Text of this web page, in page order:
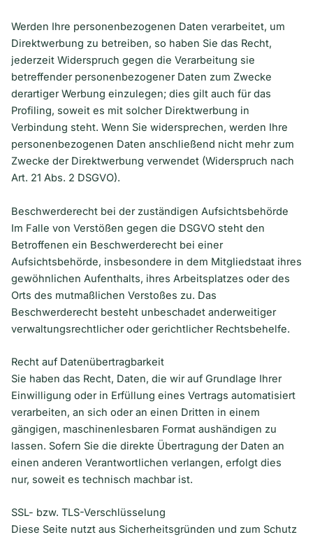
Werden Ihre personenbezogenen Daten verarbeitet, um
Direktwerbung zu betreiben, so haben Sie das Recht,
jederzeit Widerspruch gegen die Verarbeitung sie
betreffender personenbezogener Daten zum Zwecke
derartiger Werbung einzulegen; dies gilt auch für das
Profiling, soweit es mit solcher Direktwerbung in
Verbindung steht. Wenn Sie widersprechen, werden Ihre
personenbezogenen Daten anschließend nicht mehr zum
Zwecke der Direktwerbung verwendet (Widerspruch nach
Art. 21 Abs. 2 DSGVO).
Beschwerderecht bei der zuständigen Aufsichtsbehörde
Im Falle von Verstößen gegen die DSGVO steht den
Betroffenen ein Beschwerderecht bei einer
Aufsichtsbehörde, insbesondere in dem Mitgliedstaat ihres
gewöhnlichen Aufenthalts, ihres Arbeitsplatzes oder des
Orts des mutmaßlichen Verstoßes zu. Das
Beschwerderecht besteht unbeschadet anderweitiger
verwaltungsrechtlicher oder gerichtlicher Rechtsbehelfe.
Recht auf Datenübertragbarkeit
Sie haben das Recht, Daten, die wir auf Grundlage Ihrer
Einwilligung oder in Erfüllung eines Vertrags automatisiert
verarbeiten, an sich oder an einen Dritten in einem
gängigen, maschinenlesbaren Format aushändigen zu
lassen. Sofern Sie die direkte Übertragung der Daten an
einen anderen Verantwortlichen verlangen, erfolgt dies
nur, soweit es technisch machbar ist.
SSL- bzw. TLS-Verschlüsselung
Diese Seite nutzt aus Sicherheitsgründen und zum Schutz